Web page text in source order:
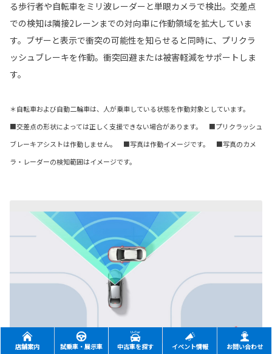
る歩行者や自転車をミリ波レーダーと単眼カメラで検出。交差点
での検知は隣接2レーンまでの対向車に作動領域を拡大していま
す。ブザーと表示で衝突の可能性を知らせると同時に、プリクラ
ッシュブレーキを作動。衝突回避または被害軽減をサポートしま
す。
＊自転車および自動二輪車は、人が乗車している状態を作動対象としています。
■交差点の形状によっては正しく支援できない場合があります。 ■プリクラッシュ
ブレーキアシストは作動しません。 ■写真は作動イメージです。 ■写真のカメ
ラ・レーダーの検知範囲はイメージです。
店舗案内 試乗車・展示車 中古車を探す イベント情報 お問い合わせ